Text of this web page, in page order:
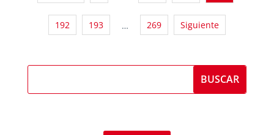
192 193 … 269 Siguiente